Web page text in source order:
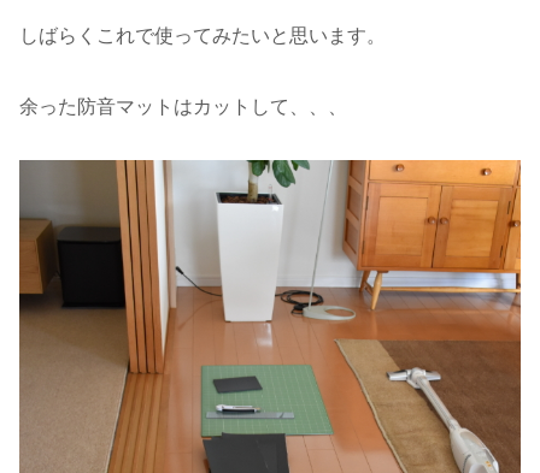
しばらくこれで使ってみたいと思います。
余った防音マットはカットして、、、